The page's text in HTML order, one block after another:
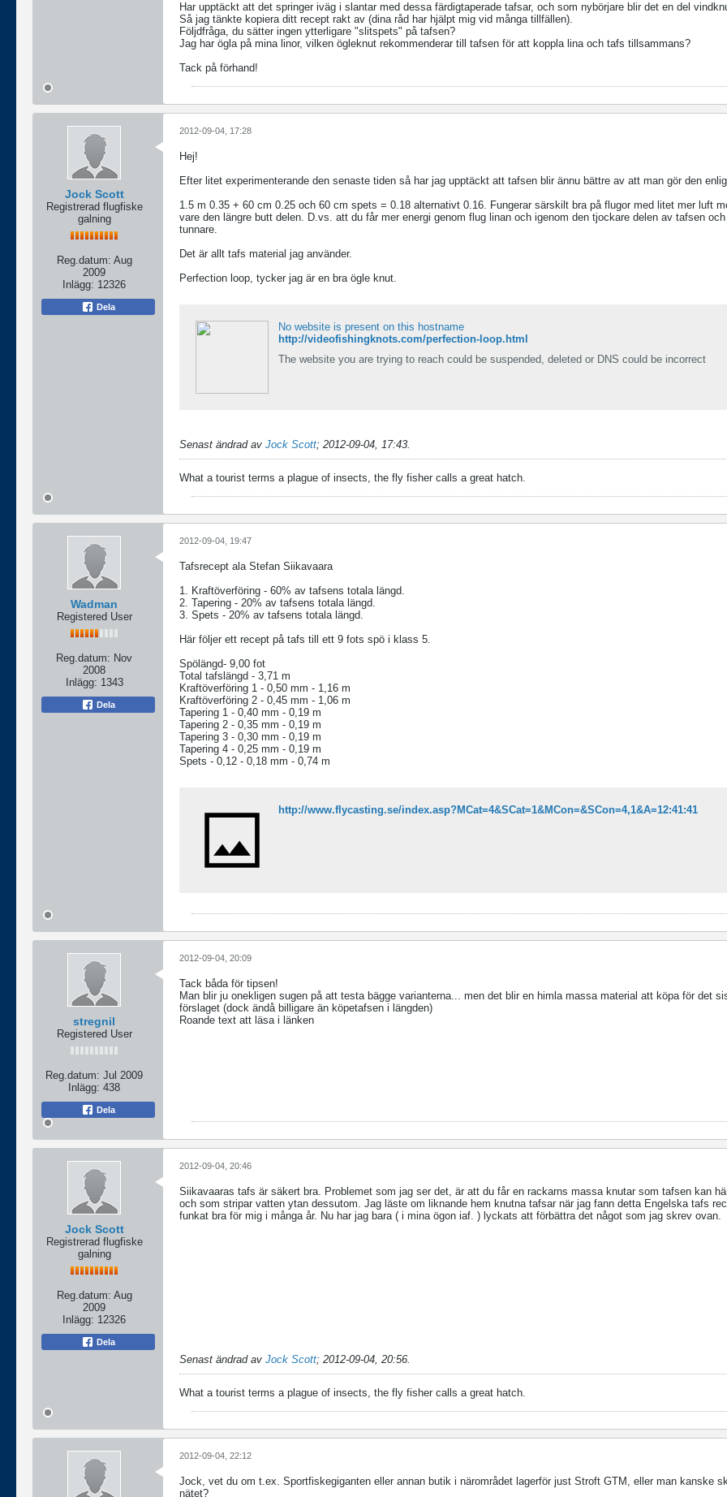
Har upptäckt att det springer iväg i slantar med dessa färdigtaperade tafsar, och som nybörjare blir det en del
Så jag tänkte kopiera ditt recept rakt av (dina råd har hjälpt mig vid många tillfällen).
Följdfråga, du sätter ingen ytterligare "slitspets" på tafsen?
Jag har ögla på mina linor, vilken ögleknut rekommenderar till tafsen för att koppla lina och tafs tillsammans?
Tack på förhand!
Jock Scott
Registrerad flugfiske
galning
Reg.datum: Aug
2009
Inlägg: 12326
Dela
2012-09-04, 17:28
Hej!
Efter litet experimenterande den senaste tiden så har jag upptäckt att tafsen blir ännu bättre av att man gör den
1.5 m 0.35 + 60 cm 0.25 och 60 cm spets = 0.18 alternativt 0.16. Fungerar särskilt bra på flugor med litet mer luft
vare den längre butt delen. D.vs. att du får mer energi genom flug linan och igenom den tjockare delen av tafsen
tunnare.
Det är allt tafs material jag använder.
Perfection loop, tycker jag är en bra ögle knut.
No website is present on this hostname
http://videofishingknots.com/perfection-loop.html
The website you are trying to reach could be suspended, deleted or DNS could be incorrect
Senast ändrad av Jock Scott; 2012-09-04, 17:43.
What a tourist terms a plague of insects, the fly fisher calls a great hatch.
Wadman
Registered User
Reg.datum: Nov
2008
Inlägg: 1343
Dela
2012-09-04, 19:47
Tafsrecept ala Stefan Siikavaara
1. Kraftöverföring - 60% av tafsens totala längd.
2. Tapering - 20% av tafsens totala längd.
3. Spets - 20% av tafsens totala längd.
Här följer ett recept på tafs till ett 9 fots spö i klass 5.
Spölängd- 9,00 fot
Total tafslängd - 3,71 m
Kraftöverföring 1 - 0,50 mm - 1,16 m
Kraftöverföring 2 - 0,45 mm - 1,06 m
Tapering 1 - 0,40 mm - 0,19 m
Tapering 2 - 0,35 mm - 0,19 m
Tapering 3 - 0,30 mm - 0,19 m
Tapering 4 - 0,25 mm - 0,19 m
Spets - 0,12 - 0,18 mm - 0,74 m
http://www.flycasting.se/index.asp?MCat=4&SCat=1&MCon=&SCon=4,1&A=12:41:41
stregnil
Registered User
Reg.datum: Jul 2009
Inlägg: 438
Dela
2012-09-04, 20:09
Tack båda för tipsen!
Man blir ju onekligen sugen på att testa bägge varianterna... men det blir en himla massa material att köpa för det
förslaget (dock ändå billigare än köpetafsen i längden)
Roande text att läsa i länken
Jock Scott
Registrerad flugfiske
galning
Reg.datum: Aug
2009
Inlägg: 12326
Dela
2012-09-04, 20:46
Siikavaaras tafs är säkert bra. Problemet som jag ser det, är att du får en rackarns massa knutar som tafsen kan
och som stripar vatten ytan dessutom. Jag läste om liknande hem knutna tafsar när jag fann detta Engelska tafs
funkat bra för mig i många år. Nu har jag bara ( i mina ögon iaf. ) lyckats att förbättra det något som jag skrev ovan.
Senast ändrad av Jock Scott; 2012-09-04, 20:56.
What a tourist terms a plague of insects, the fly fisher calls a great hatch.
2012-09-04, 22:12
Jock, vet du om t.ex. Sportfiskegiganten eller annan butik i närområdet lagerför just Stroft GTM, eller man kanske
nätet?